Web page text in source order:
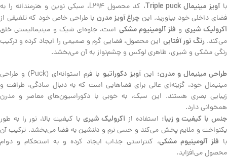
باآویز مینیمال Triple puck
، کد محصول L294، سبکی نوین و هنرمندانه را به
فضای داخلی خود بیاورید. این چراغ آویز مدرن با طراحی خاص خود که تلفیقی از
اکرولیک شیری و فلز آلومینیوم مشکی است، جلوه‌ای شیک و مینیمالیستی خلق
می‌کند.رنگ نور آفتابی این محصول، فضایی گرم و صمیمی را ایجاد کرده و ترکیب
رنگی مشکی و شیری، ظاهری لوکس و چشم‌نواز به آن می‌بخشد.
طراحی مینیمال و مدرن: اینآویز دکوراتیو
با فرم استوانه‌ای (Puck) و طراحی
مینیمال خود، گزینه‌ای عالی برای فضاهایی است که به دنبال سادگی، ظرافت و
زیبایی بصری هستند. این سبک، به خوبی با دکوراسیون‌های معاصر و مدرن
همخوانی دارد.
جنس با کیفیت و زیبا: استفاده از اکرولیک شیری با کیفیت بالا، نور را به طور
یکنواخت و ملایم پخش می‌کند و حسی نرم و دلنشین به فضا می‌بخشد. ترکیب آن
با فلز آلومینیوم مشکی، کنتراستی جذاب ایجاد کرده و به استحکام و دوام
محصول می‌افزاید.